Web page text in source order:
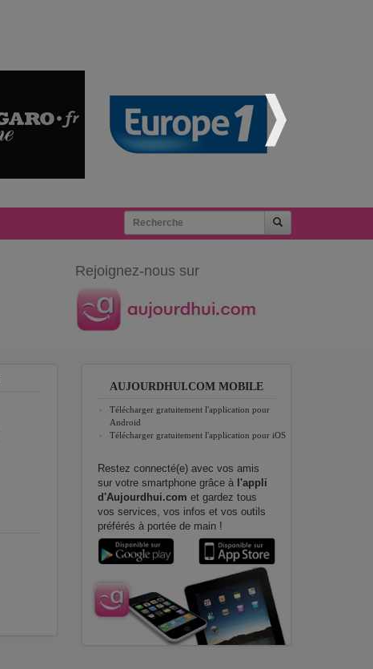
Rejoignez-nous sur
AUJOURDHUI.COM MOBILE
Télécharger gratuitement l'application pour
Android
Télécharger gratuitement l'application pour iOS
Restez connecté(e) avec vos amis
sur votre smartphone grâce à l'appli
d'Aujourdhui.com et gardez tous
vos services, vos infos et vos outils
préférés à portée de main !